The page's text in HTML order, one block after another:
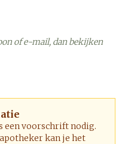
een voorschrift nodig.
kan je het
of e-mail, dan bekijken